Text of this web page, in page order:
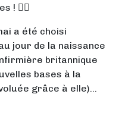
! 👩‍⚕️
a été choisi
jour de la naissance
britannique
bases à la
grâce à elle)...